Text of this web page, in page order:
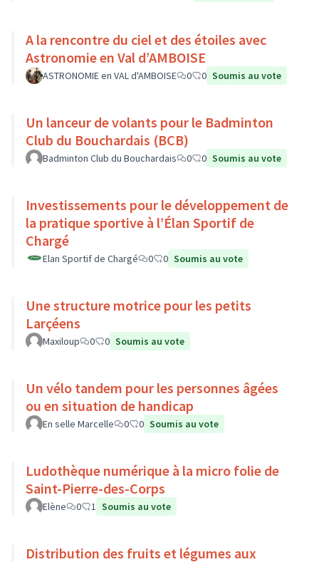
A la rencontre du ciel et des étoiles avec
Astronomie en Val d’AMBOISE
ASTRONOMIE en VAL d'AMBOISE 0 0 Soumis au vote
Un lanceur de volants pour le Badminton
Club du Bouchardais (BCB)
Badminton Club du Bouchardais 0 0 Soumis au vote
Investissements pour le développement de
la pratique sportive à l’Élan Sportif de
Chargé
Elan Sportif de Chargé 0 0 Soumis au vote
Une structure motrice pour les petits
Larçéens
Maxiloup 0 0 Soumis au vote
Un vélo tandem pour les personnes âgées
ou en situation de handicap
En selle Marcelle 0 0 Soumis au vote
Ludothèque numérique à la micro folie de
Saint-Pierre-des-Corps
Elène 0 1 Soumis au vote
Distribution des fruits et légumes aux